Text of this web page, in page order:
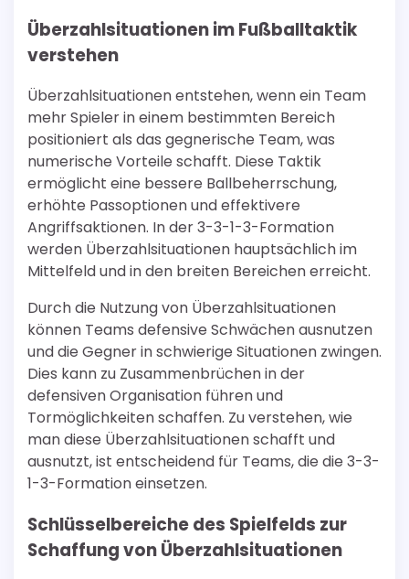
Überzahlsituationen im Fußballtaktik
verstehen
Überzahlsituationen entstehen, wenn ein Team
mehr Spieler in einem bestimmten Bereich
positioniert als das gegnerische Team, was
numerische Vorteile schafft. Diese Taktik
ermöglicht eine bessere Ballbeherrschung,
erhöhte Passoptionen und effektivere
Angriffsaktionen. In der 3-3-1-3-Formation
werden Überzahlsituationen hauptsächlich im
Mittelfeld und in den breiten Bereichen erreicht.
Durch die Nutzung von Überzahlsituationen
können Teams defensive Schwächen ausnutzen
und die Gegner in schwierige Situationen zwingen.
Dies kann zu Zusammenbrüchen in der
defensiven Organisation führen und
Tormöglichkeiten schaffen. Zu verstehen, wie
man diese Überzahlsituationen schafft und
ausnutzt, ist entscheidend für Teams, die die 3-3-
1-3-Formation einsetzen.
Schlüsselbereiche des Spielfelds zur
Schaffung von Überzahlsituationen